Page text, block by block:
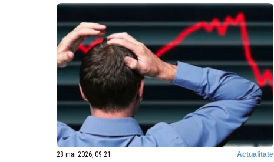
28 mai 2026, 09:21 Actualitate